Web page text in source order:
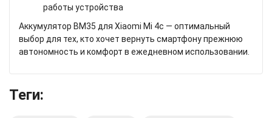
работы устройства
Аккумулятор BM35 для Xiaomi Mi 4c — оптимальный
выбор для тех, кто хочет вернуть смартфону прежнюю
автономность и комфорт в ежедневном использовании.
Теги: